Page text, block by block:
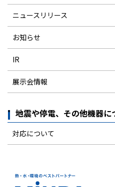
ニュースリリース
お知らせ
IR
展示会情報
地震や停電、その他機器に
対応について